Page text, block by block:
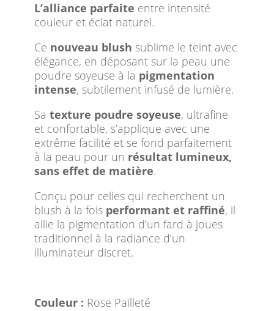
L’alliance parfaite entre intensité
couleur et éclat naturel.
Ce nouveau blush sublime le teint avec
élégance, en déposant sur la peau une
poudre soyeuse à la pigmentation
intense, subtilement infusé de lumière.
Sa texture poudre soyeuse, ultrafine
et confortable, s’applique avec une
extrême facilité et se fond parfaitement
à la peau pour un résultat lumineux,
sans effet de matière.
Conçu pour celles qui recherchent un
blush à la fois performant et raffiné, il
allie la pigmentation d’un fard à joues
traditionnel à la radiance d’un
illuminateur discret.
Couleur : Rose Pailleté